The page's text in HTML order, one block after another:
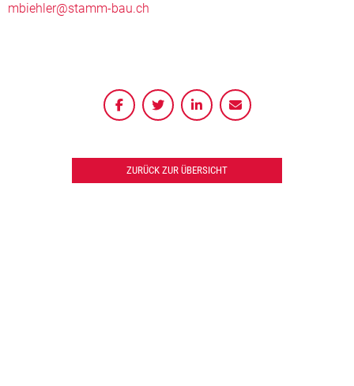
mbiehler@stamm-bau.ch
ZURÜCK ZUR ÜBERSICHT